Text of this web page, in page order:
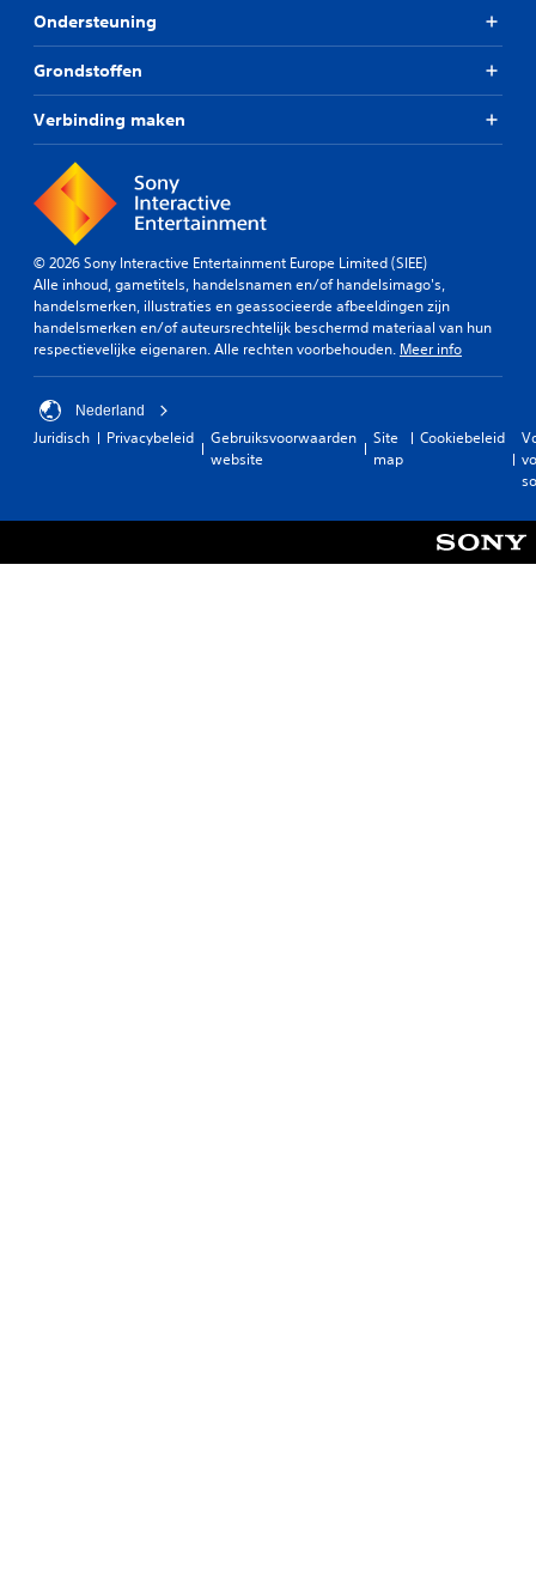
Ondersteuning
Grondstoffen
Verbinding maken
© 2026 Sony Interactive Entertainment Europe Limited (SIEE)
Alle inhoud, gametitels, handelsnamen en/of handelsimago's,
handelsmerken, illustraties en geassocieerde afbeeldingen zijn
handelsmerken en/of auteursrechtelijk beschermd materiaal van hun
respectievelijke eigenaren. Alle rechten voorbehouden. Meer info
Nederland
Juridisch Privacybeleid
Gebruiksvoorwaarden
website
Site
map
Cookiebeleid